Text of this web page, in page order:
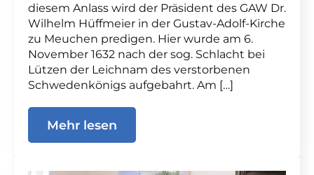
diesem Anlass wird der Präsident des GAW Dr.
Wilhelm Hüffmeier in der Gustav-Adolf-Kirche
zu Meuchen predigen. Hier wurde am 6.
November 1632 nach der sog. Schlacht bei
Lützen der Leichnam des verstorbenen
Schwedenkönigs aufgebahrt. Am […]
Mehr lesen